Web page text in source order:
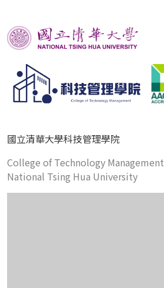
國立清華大學科技管理學院
College of Technology Management
National Tsing Hua University